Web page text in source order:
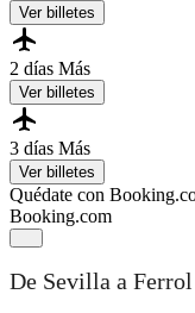
Ver billetes
2 días Más
Ver billetes
3 días Más
Ver billetes
Quédate con
Booking.com
De Sevilla a